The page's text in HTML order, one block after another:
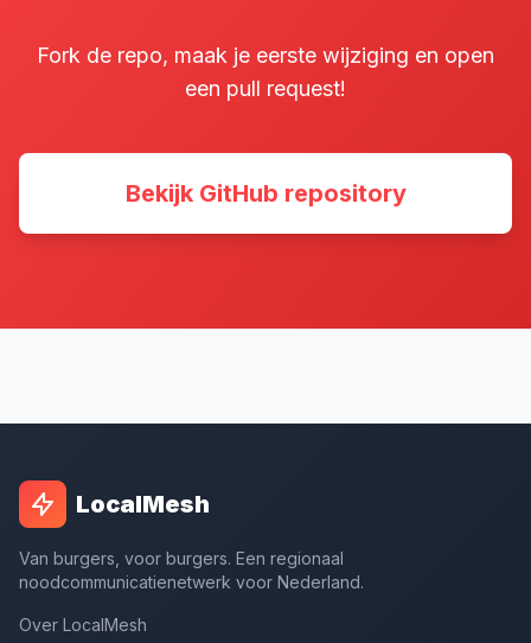
Fork de repo, maak je eerste wijziging en open
een pull request!
Bekijk GitHub repository
LocalMesh
Van burgers, voor burgers. Een regionaal
noodcommunicatienetwerk voor Nederland.
Over LocalMesh